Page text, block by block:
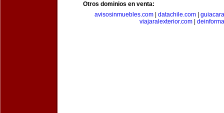
Otros dominios en venta:
avisosinmuebles.com
datachile.com
viajaralexterior.com|